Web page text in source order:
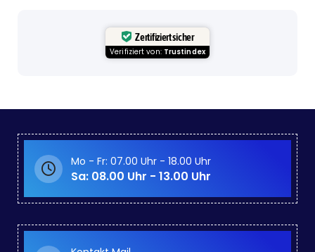
Zertifiziert sicher
Verifiziert von: Trustindex
Mo - Fr: 07.00 Uhr - 18.00 Uhr
Sa: 08.00 Uhr - 13.00 Uhr